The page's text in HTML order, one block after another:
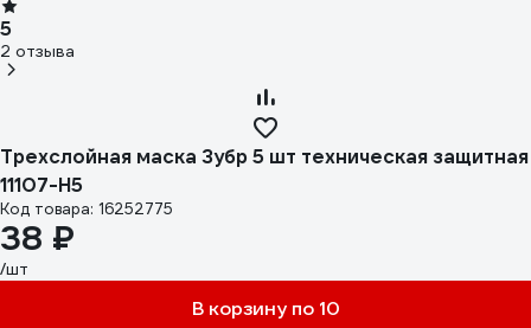
5
2 отзыва
Трехслойная маска Зубр 5 шт техническая защитная
11107-H5
Код товара: 16252775
38 ₽
/шт
В корзину по 10